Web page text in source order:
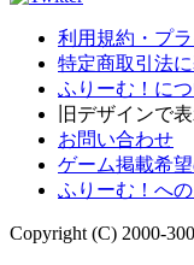
利用規約・プ
特定商取引法
ふりーむ！に
旧デザインで
お問い合わせ
ゲーム掲載希
ふりーむ！へ
Copyright (C) 2000-